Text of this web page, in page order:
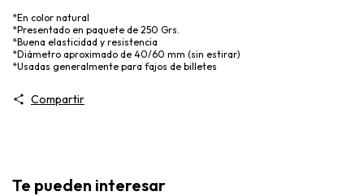
*En color natural
*Presentado en paquete de 250 Grs.
*Buena elasticidad y resistencia
*Diámetro aproximado de 40/60 mm (sin estirar)
*Usadas generalmente para fajos de billetes
Compartir
Te pueden interesar